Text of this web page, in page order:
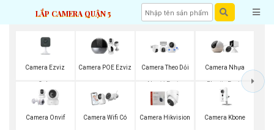
LẮP CAMERA QUẬN 5
Camera Ezviz
Cube
Camera POE Ezviz Camera Theo Dỏi
Người Ezviz
Camera Nhựa
Plastic Ezviz
Camera Onvif Camera Wifi Có Camera Hikvision Camera Kbone